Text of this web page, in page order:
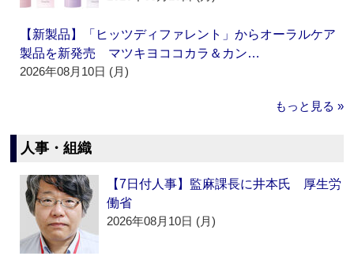
【新製品】「ヒッツディファレント」からオーラルケア
製品を新発売 マツキヨココカラ＆カン…
2026年08月10日 (月)
もっと見る »
人事・組織
【7日付人事】監麻課長に井本氏 厚生労
働省
2026年08月10日 (月)